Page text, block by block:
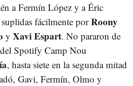
a Fermín López y a Éric
fácilmente porRoony
y Xavi Espart. No pararon de
Spotify Camp Nou
, hasta siete en la segunda mitad
Gavi, Fermín, Olmo y